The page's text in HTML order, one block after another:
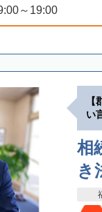
～19:00
い
相
き